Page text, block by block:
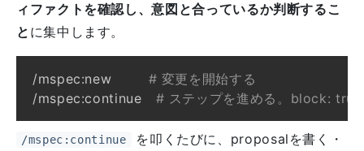
ィファクトを確認し、意図と合っているか判断するこ
と に集中します。
/mspec:new # 変更を開始する
/mspec:continue # ステップを進める。block:
/mspec:continue
を叩くたびに、proposalを書く・